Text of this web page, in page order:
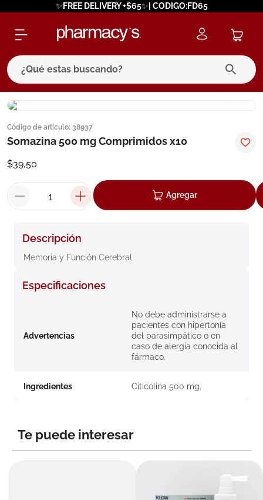
✨FREE DELIVERY +$65✨| CODIGO:FD65
¿Qué estas buscando?
Código de artículo: 38937
Somazina 500 mg Comprimidos x10
$39,50
Agregar
Descripción
Memoria y Función Cerebral
Especificaciones
Advertencias
No debe administrarse a
pacientes con hipertonía
del parasimpático o en
caso de alergia conocida al
fármaco.
Ingredientes Citicolina 500 mg.
Te puede interesar
términos más buscados
1. eucerin
3
bioderma
5. cerave
6 degraler
7. isdin